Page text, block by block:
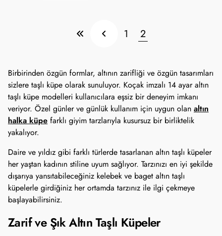
1 2
Birbirinden özgün formlar, altının zarifliği ve özgün tasarımları
sizlere taşlı küpe olarak sunuluyor. Koçak imzalı 14 ayar altın
taşlı küpe modelleri kullanıcılara eşsiz bir deneyim imkanı
veriyor. Özel günler ve günlük kullanım için uygun olan altın
halka küpe farklı giyim tarzlarıyla kusursuz bir birliktelik
yakalıyor.
Daire ve yıldız gibi farklı türlerde tasarlanan altın taşlı küpeler
her yaştan kadının stiline uyum sağlıyor. Tarzınızı en iyi şekilde
dışarıya yansıtabileceğiniz kelebek ve baget altın taşlı
küpelerle girdiğiniz her ortamda tarzınız ile ilgi çekmeye
başlayabilirsiniz.
Zarif ve Şık Altın Taşlı Küpeler